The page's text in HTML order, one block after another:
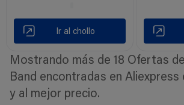
Ir al chollo
Mostrando más de 18 Ofertas
Band encontradas en Aliexpress
y al mejor precio.